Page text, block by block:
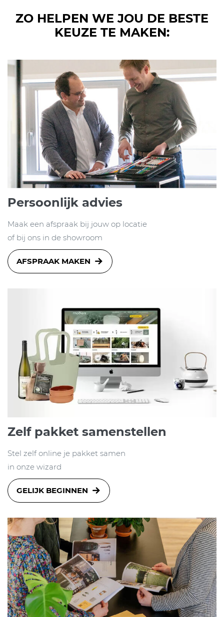
ZO HELPEN WE JOU DE BESTE
KEUZE TE MAKEN:
Persoonlijk advies
Maak een afspraak bij jouw op locatie
of bij ons in de showroom
AFSPRAAK MAKEN
Zelf pakket samenstellen
Stel zelf online je pakket samen
in onze wizard
GELIJK BEGINNEN